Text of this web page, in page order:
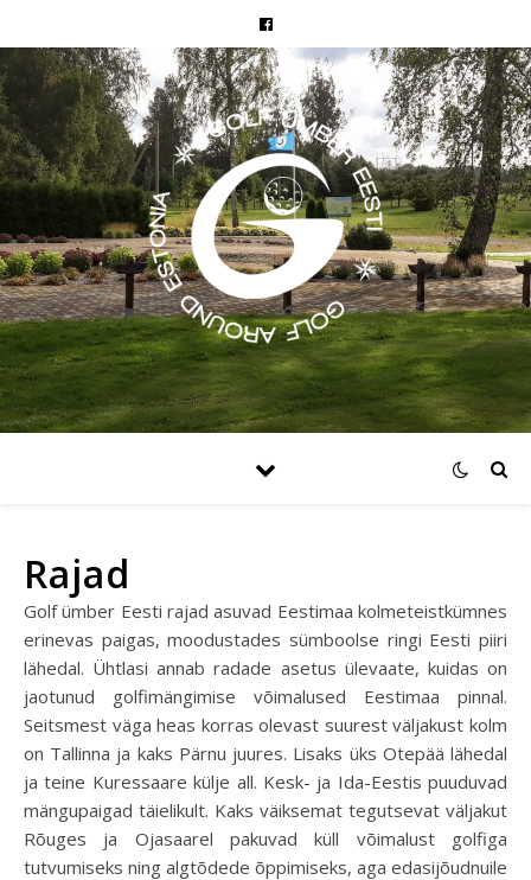
Rajad
Golf ümber Eesti rajad asuvad Eestimaa kolmeteistkümnes
erinevas paigas, moodustades sümboolse ringi Eesti piiri
lähedal. Ühtlasi annab radade asetus ülevaate, kuidas on
jaotunud golfimängimise võimalused Eestimaa pinnal.
Seitsmest väga heas korras olevast suurest väljakust kolm
on Tallinna ja kaks Pärnu juures. Lisaks üks Otepää lähedal
ja teine Kuressaare külje all. Kesk- ja Ida-Eestis puuduvad
mängupaigad täielikult. Kaks väiksemat tegutsevat väljakut
Rõuges ja Ojasaarel pakuvad küll võimalust golfiga
tutvumiseks ning algtõdede õppimiseks, aga edasijõudnuile